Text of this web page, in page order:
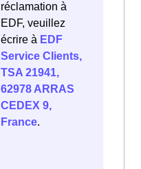
réclamation à
EDF, veuillez
écrire à EDF
Service Clients,
TSA 21941,
62978 ARRAS
CEDEX 9,
France.